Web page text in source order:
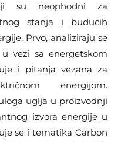
su neophodni za
stanja i budućih
Prvo, analiziraju se
vezi sa energetskom
i pitanja vezana za
energijom.
uglja u proizvodnji
izvora energije u
se i tematika Carbon